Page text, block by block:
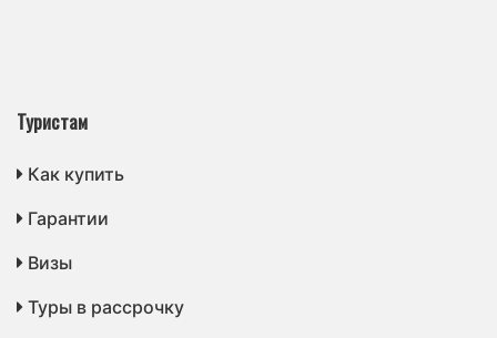
Туристам
Как купить
Гарантии
Визы
Туры в рассрочку